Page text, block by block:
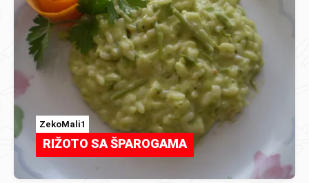
ZekoMali1
RIŽOTO SA ŠPAROGAMA